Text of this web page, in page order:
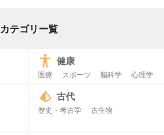
カテゴリー覧
健康
医療 スポーツ 脳科学 心理学
古代
歴史・考古学 古生物